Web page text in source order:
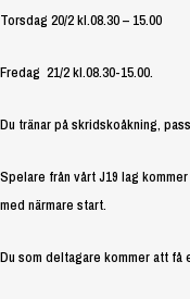
Torsdag 20/2 kl.08.30 – 15.00
Fredag 21/2 kl.08.30-15.00.
Du tränar på skridskoåkning,
Spelare från vårt J19 lag
med närmare start.
Du som deltagare kommer att få